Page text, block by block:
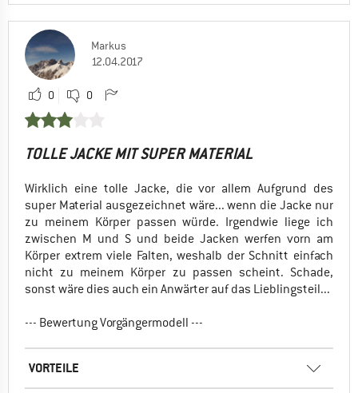
Markus
12.04.2017
0 0
TOLLE JACKE MIT SUPER MATERIAL
Wirklich eine tolle Jacke, die vor allem Aufgrund des
super Material ausgezeichnet wäre... wenn die Jacke nur
zu meinem Körper passen würde. Irgendwie liege ich
zwischen M und S und beide Jacken werfen vorn am
Körper extrem viele Falten, weshalb der Schnitt einfach
nicht zu meinem Körper zu passen scheint. Schade,
sonst wäre dies auch ein Anwärter auf das Lieblingsteil...
--- Bewertung Vorgängermodell ---
VORTEILE